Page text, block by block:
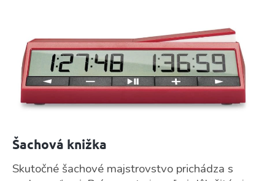
Šachová knižka
Skutočné šachové majstrovstvo prichádza s